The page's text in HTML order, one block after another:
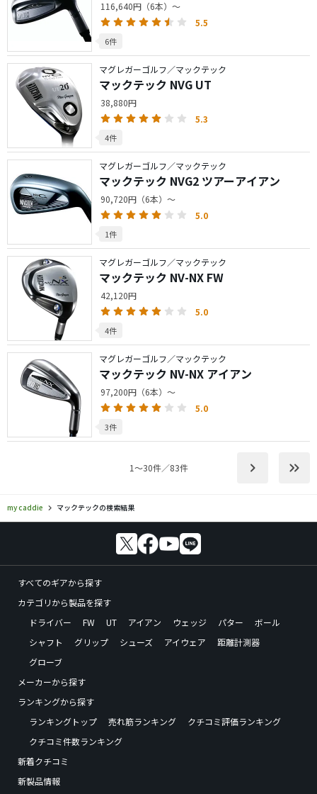
116,640円（6本）～
5.5
6件
マグレガーゴルフ／マックテック
マックテック NVG UT
38,880円
5.3
4件
マグレガーゴルフ／マックテック
マックテック NVG2 ツアーアイアン
90,720円（6本）～
5.0
1件
マグレガーゴルフ／マックテック
マックテック NV-NX FW
42,120円
5.0
4件
マグレガーゴルフ／マックテック
マックテック NV-NX アイアン
97,200円（6本）～
5.0
3件
1〜30件／83件 keyboard_arrow_right keyboard_double_arrow_right
my caddie マックテックの検索結果
すべてのギアから探す
カテゴリから製品を探す
ドライバー
FW UT アイアン ウェッジ パター
ボール
シャフト
グリップ シューズ アイウェア
距離計測器
グローブ
メーカーから探す
ランキングから探す
ランキングトップ
売れ筋ランキング
クチコミ評価ランキング
クチコミ件数ランキング
新着クチコミ
新製品情報